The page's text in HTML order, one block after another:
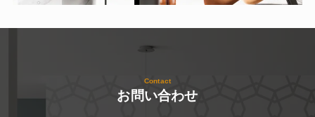
Contact
お問い合わせ